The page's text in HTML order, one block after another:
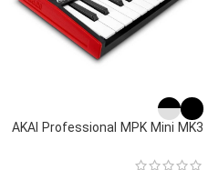
AKAI Professional MPK Mini MK3